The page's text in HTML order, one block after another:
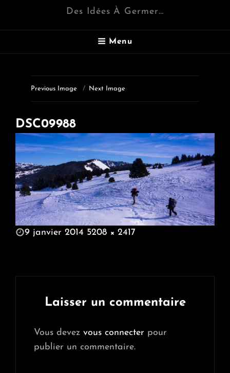
Des Idées À Germer…
Menu
Previous Image Next Image
DSC09988
POSTED
9 janvier 2014 5208 × 2417
Laisser un commentaire
Vous devez vous connecter pour
publier un commentaire.